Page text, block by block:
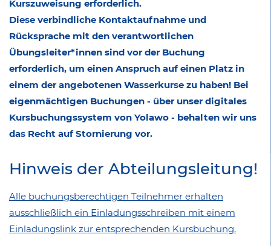
Kurszuweisung erforderlich.
Diese verbindliche Kontaktaufnahme und
Rücksprache mit den verantwortlichen
Übungsleiter*innen sind vor der Buchung
erforderlich, um einen Anspruch auf einen Platz in
einem der angebotenen Wasserkurse zu haben! Bei
eigenmächtigen Buchungen - über unser digitales
Kursbuchungssystem von Yolawo - behalten wir uns
das Recht auf Stornierung vor.
Hinweis der Abteilungsleitung!
Alle buchungsberechtigen Teilnehmer erhalten
ausschließlich ein Einladungsschreiben mit einem
Einladungslink zur entsprechenden Kursbuchung.